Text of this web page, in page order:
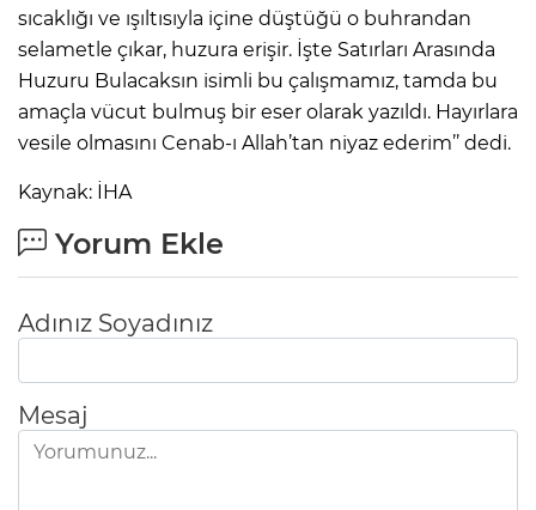
sıcaklığı ve ışıltısıyla içine düştüğü o buhrandan
selametle çıkar, huzura erişir. İşte Satırları Arasında
Huzuru Bulacaksın isimli bu çalışmamız, tamda bu
amaçla vücut bulmuş bir eser olarak yazıldı. Hayırlara
vesile olmasını Cenab-ı Allah’tan niyaz ederim’’ dedi.
Kaynak: İHA
Yorum Ekle
Adınız Soyadınız
Mesaj